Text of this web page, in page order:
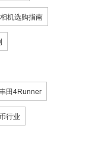
相机选购指南
田4Runner
行业